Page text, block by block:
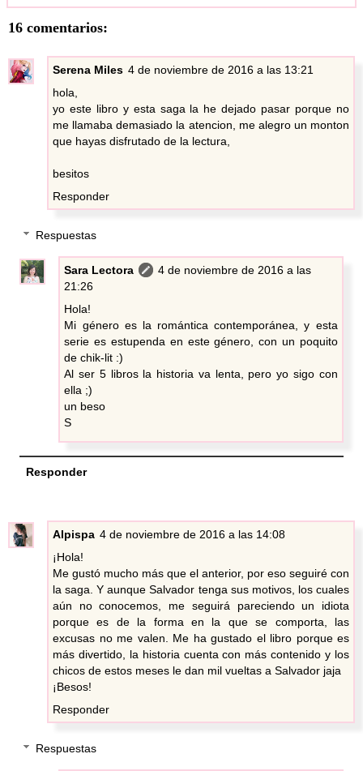
16 comentarios:
Serena Miles 4 de noviembre de 2016 a las 13:21
hola,
yo este libro y esta saga la he dejado pasar porque no
me llamaba demasiado la atencion, me alegro un monton
que hayas disfrutado de la lectura,
besitos
Responder
Respuestas
Sara Lectora
4 de noviembre de 2016 a las
21:26
Hola!
Mi género es la romántica contemporánea, y esta
serie es estupenda en este género, con un poquito
de chik-lit :)
Al ser 5 libros la historia va lenta, pero yo sigo con
ella ;)
un beso
S
Responder
Alpispa 4 de noviembre de 2016 a las 14:08
¡Hola!
Me gustó mucho más que el anterior, por eso seguiré con
la saga. Y aunque Salvador tenga sus motivos, los cuales
aún no conocemos, me seguirá pareciendo un idiota
porque es de la forma en la que se comporta, las
excusas no me valen. Me ha gustado el libro porque es
más divertido, la historia cuenta con más contenido y los
chicos de estos meses le dan mil vueltas a Salvador jaja
¡Besos!
Responder
Respuestas